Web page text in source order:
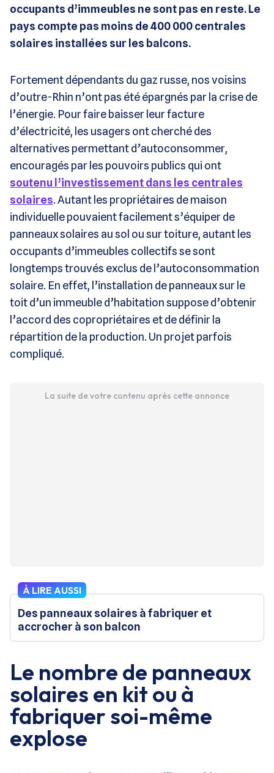
occupants d’immeubles ne sont pas en reste. Le
pays compte pas moins de 400 000 centrales
solaires installées sur les balcons.
Fortement dépendants du gaz russe, nos voisins
d’outre-Rhin n’ont pas été épargnés par la crise de
l’énergie. Pour faire baisser leur facture
d’électricité, les usagers ont cherché des
alternatives permettant d’autoconsommer,
encouragés par les pouvoirs publics qui ont
soutenu l’investissement dans les centrales
solaires. Autant les propriétaires de maison
individuelle pouvaient facilement s’équiper de
panneaux solaires au sol ou sur toiture, autant les
occupants d’immeubles collectifs se sont
longtemps trouvés exclus de l’autoconsommation
solaire. En effet, l’installation de panneaux sur le
toit d’un immeuble d’habitation suppose d’obtenir
l’accord des copropriétaires et de définir la
répartition de la production. Un projet parfois
compliqué.
La suite de votre contenu après cette annonce
À LIRE AUSSI
Des panneaux solaires à fabriquer et
accrocher à son balcon
Le nombre de panneaux
solaires en kit ou à
fabriquer soi-même
explose